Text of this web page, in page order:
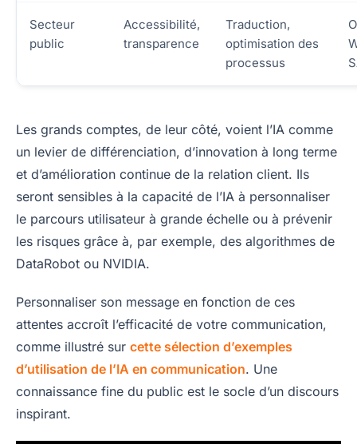
Secteur
public
Accessibilité,
transparence
Traduction,
optimisation des
processus
Les grands comptes, de leur côté, voient l’IA comme
un levier de différenciation, d’innovation à long terme
et d’amélioration continue de la relation client. Ils
seront sensibles à la capacité de l’IA à personnaliser
le parcours utilisateur à grande échelle ou à prévenir
les risques grâce à, par exemple, des algorithmes de
DataRobot ou NVIDIA.
Personnaliser son message en fonction de ces
attentes accroît l’efficacité de votre communication,
comme illustré sur cette sélection d’exemples
d’utilisation de l’IA en communication. Une
connaissance fine du public est le socle d’un discours
inspirant.